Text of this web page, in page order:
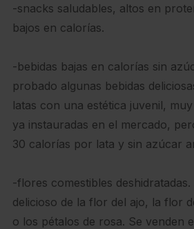
-snacks saludables, altos en
bajos en calorías.
-bebidas bajas en calorías sin
probado algunas bebidas
latas con una estética juvenil,
ya instauradas en el mercado,
30 calorías por lata y sin azúcar
-flores comestibles
delicioso de la flor del ajo, la flor
o los pétalos de rosa. Se venden